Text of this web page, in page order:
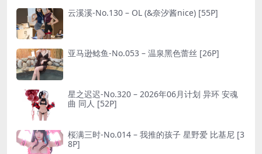
云溪溪-No.130 – OL (&奈汐酱nice) [55P]
亚马逊鲶鱼-No.053 – 温泉黑色蕾丝 [26P]
星之迟迟-No.320 – 2026年06月计划 异环 安魂
曲 同人 [52P]
桜满三时-No.014 – 我推的孩子 星野爱 比基尼 [3
8P]